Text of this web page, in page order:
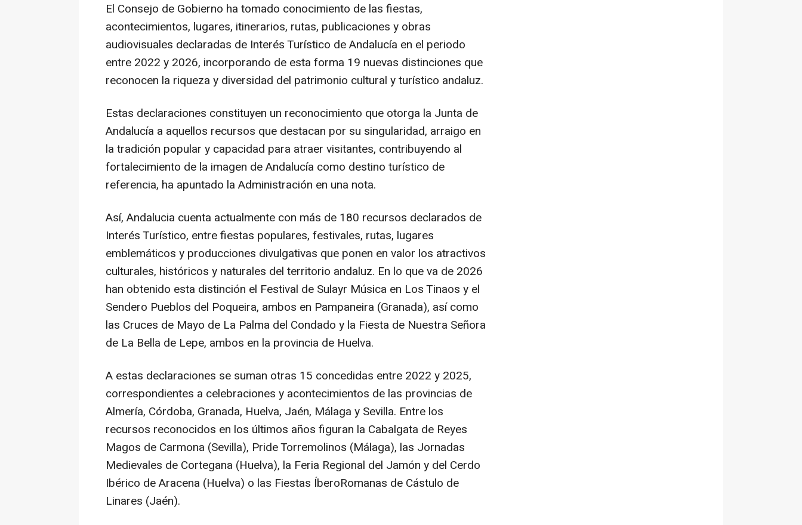
El Consejo de Gobierno ha tomado conocimiento de las fiestas,
acontecimientos, lugares, itinerarios, rutas, publicaciones y obras
audiovisuales declaradas de Interés Turístico de Andalucía en el periodo
entre 2022 y 2026, incorporando de esta forma 19 nuevas distinciones que
reconocen la riqueza y diversidad del patrimonio cultural y turístico andaluz.
Estas declaraciones constituyen un reconocimiento que otorga la Junta de
Andalucía a aquellos recursos que destacan por su singularidad, arraigo en
la tradición popular y capacidad para atraer visitantes, contribuyendo al
fortalecimiento de la imagen de Andalucía como destino turístico de
referencia, ha apuntado la Administración en una nota.
Así, Andalucia cuenta actualmente con más de 180 recursos declarados de
Interés Turístico, entre fiestas populares, festivales, rutas, lugares
emblemáticos y producciones divulgativas que ponen en valor los atractivos
culturales, históricos y naturales del territorio andaluz. En lo que va de 2026
han obtenido esta distinción el Festival de Sulayr Música en Los Tinaos y el
Sendero Pueblos del Poqueira, ambos en Pampaneira (Granada), así como
las Cruces de Mayo de La Palma del Condado y la Fiesta de Nuestra Señora
de La Bella de Lepe, ambos en la provincia de Huelva.
A estas declaraciones se suman otras 15 concedidas entre 2022 y 2025,
correspondientes a celebraciones y acontecimientos de las provincias de
Almería, Córdoba, Granada, Huelva, Jaén, Málaga y Sevilla. Entre los
recursos reconocidos en los últimos años figuran la Cabalgata de Reyes
Magos de Carmona (Sevilla), Pride Torremolinos (Málaga), las Jornadas
Medievales de Cortegana (Huelva), la Feria Regional del Jamón y del Cerdo
Ibérico de Aracena (Huelva) o las Fiestas ÍberoRomanas de Cástulo de
Linares (Jaén).